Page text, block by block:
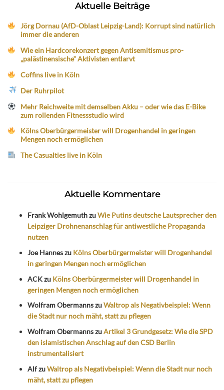
Aktuelle Beiträge
Jörg Dornau (AfD-Oblast Leipzig-Land): Korrupt sind natürlich
immer die anderen
Wie ein Hardcorekonzert gegen Antisemitismus pro-
„palästinensische“ Aktivisten entlarvt
Coffins live in Köln
Der Ruhrpilot
Mehr Reichweite mit demselben Akku – oder wie das E-Bike
zum rollenden Fitnessstudio wird
Kölns Oberbürgermeister will Drogenhandel in geringen
Mengen noch ermöglichen
The Casualties live in Köln
Aktuelle Kommentare
Frank WohlgemuthzuWie Putins deutsche Lautsprecher den
Leipziger Drohnenanschlag für antiwestliche Propaganda
nutzen
Joe Hanneszu Kölns Oberbürgermeister will Drogenhandel
in geringen Mengen noch ermöglichen
ACKzu Kölns Oberbürgermeister will Drogenhandel in
geringen Mengen noch ermöglichen
Wolfram ObermannszuWaltrop als Negativbeispiel: Wenn
die Stadt nur noch mäht, statt zu pflegen
Wolfram ObermannszuArtikel 3 Grundgesetz: Wie die SPD
den islamistischen Anschlag auf den CSD Berlin
instrumentalisiert
AlfzuWaltrop als Negativbeispiel: Wenn die Stadt nur noch
mäht, statt zu pflegen